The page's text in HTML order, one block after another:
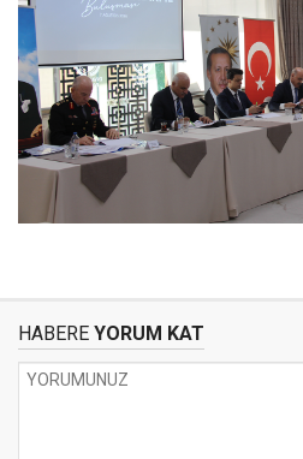
HABERE YORUM KAT